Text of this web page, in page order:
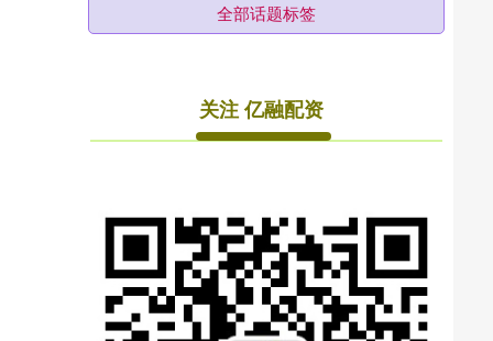
全部话题标签
关注 亿融配资